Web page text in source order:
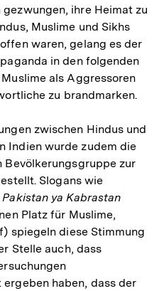
ihre Heimat zu
Muslime und Sikhs
waren, gelang es der
in den folgenden
als Aggressoren
zu brandmarken.
zwischen Hindus und
Indien wurde zudem die
Bevölkerungsgruppe zur
Slogans wie
ya Kabrastan
Platz für Muslime,
spiegeln diese Stimmung
Stelle auch, dass
haben, dass der